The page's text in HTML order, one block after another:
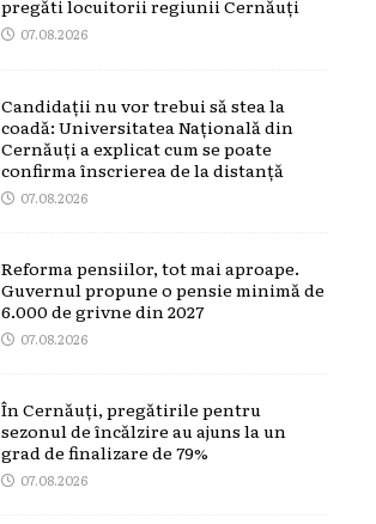
pregăti locuitorii regiunii Cernăuți
07.08.2026
Candidații nu vor trebui să stea la
coadă: Universitatea Națională din
Cernăuți a explicat cum se poate
confirma înscrierea de la distanță
07.08.2026
Reforma pensiilor, tot mai aproape.
Guvernul propune o pensie minimă de
6.000 de grivne din 2027
07.08.2026
În Cernăuți, pregătirile pentru
sezonul de încălzire au ajuns la un
grad de finalizare de 79%
07.08.2026